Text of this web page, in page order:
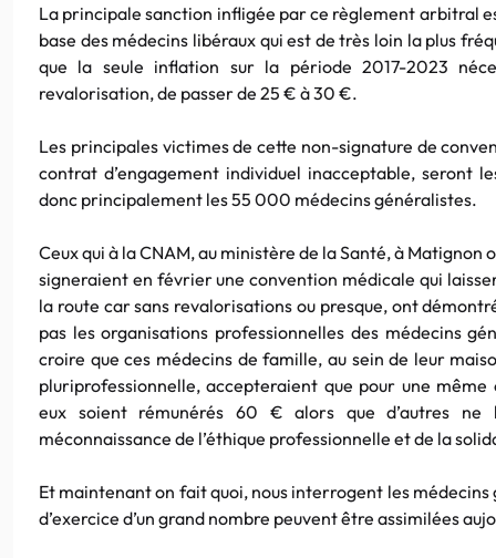
La principale sanction infligée par ce règlement arbitral
base des médecins libéraux qui est de très loin la plus
que la seule inflation sur la période 2017-2023
revalorisation, de passer de 25 € à 30 €.
Les principales victimes de cette non-signature de
contrat d’engagement individuel inacceptable, seront
donc principalement les 55 000 médecins généralistes.
Ceux qui à la CNAM, au ministère de la Santé, à Matignon
signeraient en février une convention médicale qui
la route car sans revalorisations ou presque, ont
pas les organisations professionnelles des médecins
croire que ces médecins de famille, au sein de leur
pluriprofessionnelle, accepteraient que pour une
eux soient rémunérés 60 € alors que d’autres
méconnaissance de l’éthique professionnelle et de la
Et maintenant on fait quoi, nous interrogent les
d’exercice d’un grand nombre peuvent être assimilées